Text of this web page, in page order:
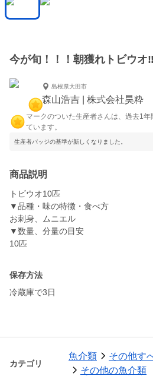
今が旬！！！朝獲れトビウオ‼️
島根県大田市
森山浩吉 | 株式会社昊粋
マークのついた生産者さんは、過去1
ています。
生産者バッジの基準が新しくなりました。
商品説明
トビウオ10匹
▼品種・味の特徴・食べ方
お刺身、ムニエル
▼数量、分量の目安
保存方法
冷蔵庫で3日
カテゴリ
魚介類
その他す
その他の魚介類